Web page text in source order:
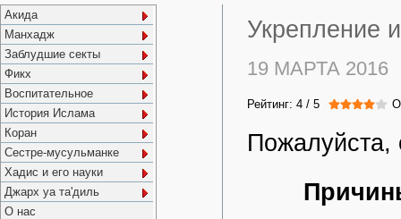
Акида
Манхадж
Заблудшие секты
Фикх
Воспитательное
История Ислама
Коран
Сестре-мусульманке
Хадис и его науки
Джарх уа та'диль
О нас
Укрепление
19 МАРТА 2016
Рейтинг: 4 / 5
Пожалуйста,